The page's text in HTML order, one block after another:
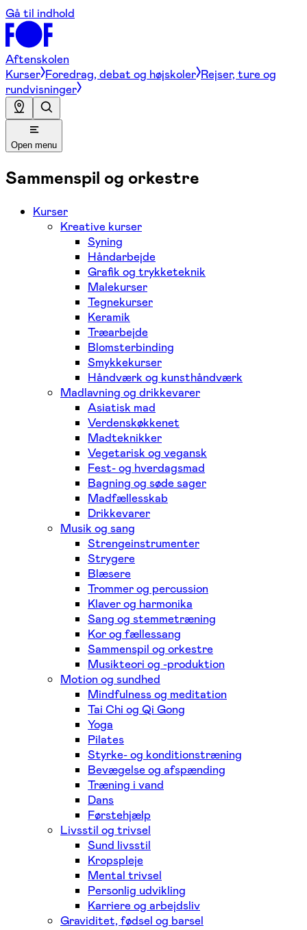
Gå til indhold
Aftenskolen
Kurser Foredrag, debat og højskoler Rejser, ture og
rundvisninger
Open menu
Sammenspil og orkestre
Kurser
Kreative kurser
Syning
Håndarbejde
Grafik og trykketeknik
Malekurser
Tegnekurser
Keramik
Træarbejde
Blomsterbinding
Smykkekurser
Håndværk og kunsthåndværk
Madlavning og drikkevarer
Asiatisk mad
Verdenskøkkenet
Madteknikker
Vegetarisk og vegansk
Fest- og hverdagsmad
Bagning og søde sager
Madfællesskab
Drikkevarer
Musik og sang
Strengeinstrumenter
Strygere
Blæsere
Trommer og percussion
Klaver og harmonika
Sang og stemmetræning
Kor og fællessang
Sammenspil og orkestre
Musikteori og -produktion
Motion og sundhed
Mindfulness og meditation
Tai Chi og Qi Gong
Yoga
Pilates
Styrke- og konditionstræning
Bevægelse og afspænding
Træning i vand
Dans
Førstehjælp
Livsstil og trivsel
Sund livsstil
Kropspleje
Mental trivsel
Personlig udvikling
Karriere og arbejdsliv
Graviditet, fødsel og barsel